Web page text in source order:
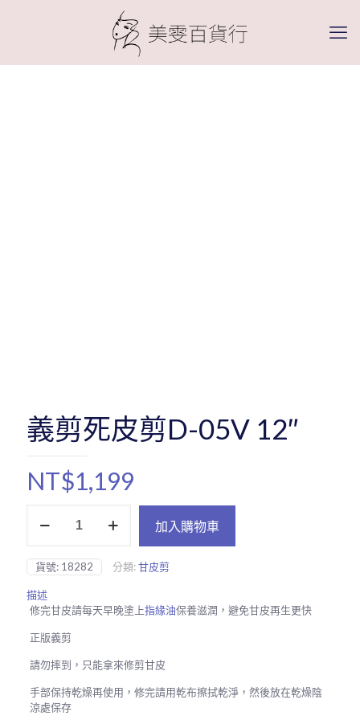
義剪死皮剪D-05V 12″
NT$1,199
皮
剪
D-
05V
12"
數
加入購物車
貨號: 18282 分類:甘皮剪
描述
修完甘皮請每天早晚塗上指緣油保養滋潤，避免甘皮再生更快
正版義剪
請勿摔到，只能拿來修剪甘皮
手部保持乾燥再使用，修完請用乾布擦拭乾淨，然後放在乾燥陰
涼處保存